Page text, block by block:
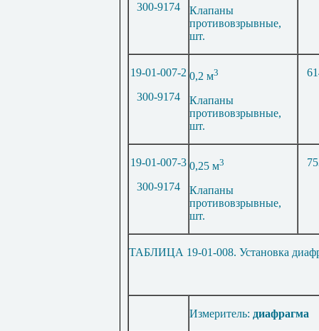
300-9174
Клапаны
противовзрывные,
шт.
19-01-007-2
300-9174
0,2 м3
Клапаны
противовзрывные,
шт.
19-01-007-3
300-9174
0,25 м3
Клапаны
противовзрывные,
шт.
ТАБЛИЦА 19-01-008. Установка
Измеритель: диафрагма